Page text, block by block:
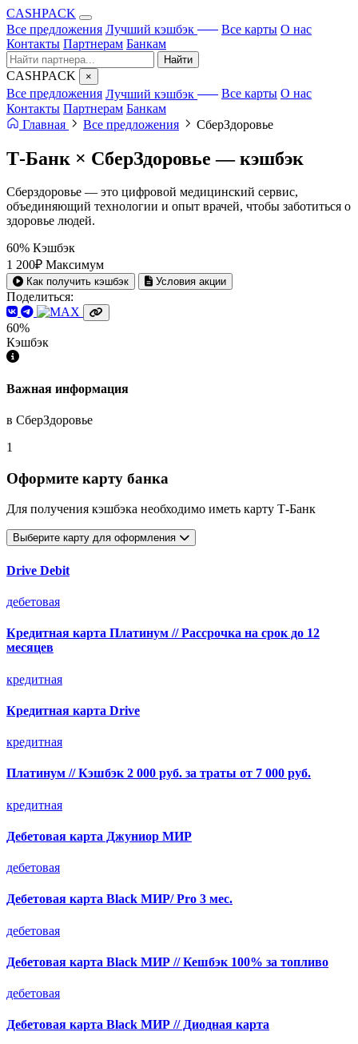
CASHPACK
Все предложения Лучший кэшбэк Все карты О нас
Контакты Партнерам Банкам
Найти
CASHPACK ×
Все предложения Лучший кэшбэк Все карты О нас
Контакты Партнерам Банкам
Главная
Все предложения СберЗдоровье
Т-Банк × СберЗдоровье —кэшбэк
Сберздоровье — это цифровой медицинский сервис,
объединяющий технологии и опыт врачей, чтобы заботиться о
здоровье людей.
60% Кэшбэк
1 200₽ Максимум
Как получить кэшбэк Условия акции
Поделиться:
60%
Кэшбэк
Важная информация
в СберЗдоровье
1
Оформите карту банка
Для получения кэшбэка необходимо иметь карту Т-Банк
Выберите карту для оформления
Drive Debit
дебетовая
Кредитная карта Платинум // Рассрочка на срок до 12
месяцев
кредитная
Кредитная карта Drive
кредитная
Платинум // Кэшбэк 2 000 руб. за траты от 7 000 руб.
кредитная
Дебетовая карта Джуниор МИР
дебетовая
Дебетовая карта Black МИР/ Pro 3 мес.
дебетовая
Дебетовая карта Black МИР // Кешбэк 100% за топливо
дебетовая
Дебетовая карта Black МИР // Диодная карта